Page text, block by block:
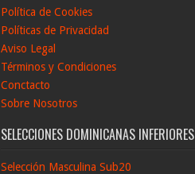
Política de Cookies
Políticas de Privacidad
Aviso Legal
Términos y Condiciones
Conctacto
Sobre Nosotros
SELECCIONES DOMINICANAS INFERIORES
Selección Masculina Sub20